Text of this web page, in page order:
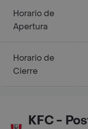
Horario de
Apertura
Horario de
Cierre
KFC -